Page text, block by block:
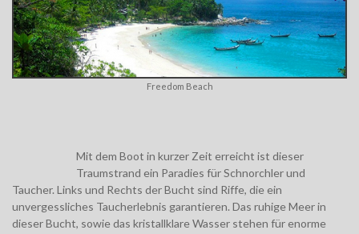
Freedom Beach
Mit dem Boot in kurzer Zeit erreicht ist dieser
Traumstrand ein Paradies für Schnorchler und
Taucher. Links und Rechts der Bucht sind Riffe, die ein
unvergessliches Taucherlebnis garantieren. Das ruhige Meer in
dieser Bucht, sowie das kristallklare Wasser stehen für enorme